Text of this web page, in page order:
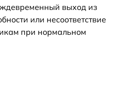
выход из
или несоответствие
при нормальном